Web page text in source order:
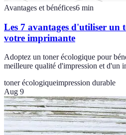
Avantages et bénéfices6 min
Les 7 avantages d'utiliser un
votre imprimante
Adoptez un toner écologique pour
meilleure qualité d'impression et d'un
toner écologiqueimpression durable
Aug 9